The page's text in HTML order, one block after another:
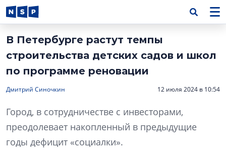
В Петербурге растут темпы
строительства детских садов и школ
по программе реновации
Дмитрий Синочкин 12 июля 2024 в 10:54
Город, в сотрудничестве с инвесторами,
преодолевает накопленный в предыдущие
годы дефицит «социалки».